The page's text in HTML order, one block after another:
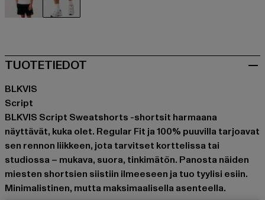
TUOTETIEDOT
BLKVIS
Script
BLKVIS Script Sweatshorts -shortsit harmaana
näyttävät, kuka olet. Regular Fit ja 100% puuvilla tarjoavat
sen rennon liikkeen, jota tarvitset korttelissa tai
studiossa – mukava, suora, tinkimätön. Panosta näiden
miesten shortsien siistiin ilmeeseen ja tuo tyylisi esiin.
Minimalistinen, mutta maksimaalisella asenteella.